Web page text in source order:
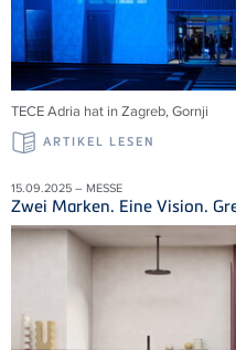
TECE Adria hat in Zagreb,Gornji
ARTIKEL LESEN
15.09.2025 – MESSE
Zwei Marken. Eine Vision.